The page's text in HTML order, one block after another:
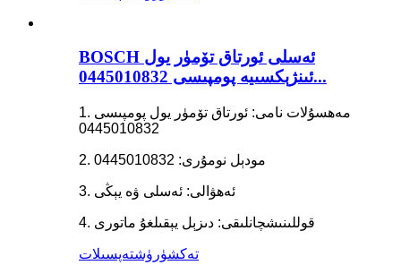
BOSCH ئەسلى ئورتاق تۆمۈر يول
ئىنژېكسىيە پومپىسى 0445010832...
1. مەھسۇلات نامى: ئورتاق تۆمۈر يول پومپىسى
0445010832
2. مودېل نومۇرى: 0445010832
3. ئەھۋالى: ئەسلى ۋە يېڭى
4. قوللىنىشچانلىقى: دىزېل يېقىلغۇ ماتورى
تەكشۈرۈشتەپسىلات